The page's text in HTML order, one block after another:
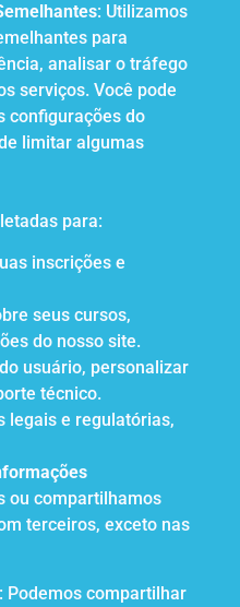
: Utilizamos
para
analisar o tráfego
serviços. Você pode
configurações do
limitar algumas
para:
inscrições e
seus cursos,
do nosso site.
usuário, personalizar
técnico.
legais e regulatórias,
ou compartilhamos
terceiros, exceto nas
: Podemos compartilhar